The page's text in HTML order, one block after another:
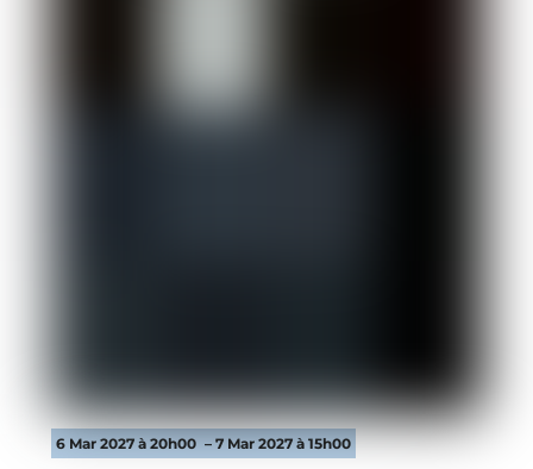
6 Mar 2027 à 20h00 – 7 Mar 2027 à 15h00